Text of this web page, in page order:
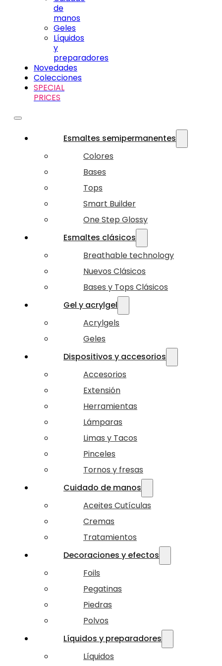
de
manos
Geles
Líquidos
y
preparadores
Novedades
Colecciones
SPECIAL
PRICES
Esmaltes semipermanentes
Colores
Bases
Tops
Smart Builder
One Step Glossy
Esmaltes clásicos
Breathable technology
Nuevos Clásicos
Bases y Tops Clásicos
Gel y acrylgel
Acrylgels
Geles
Dispositivos y accesorios
Accesorios
Extensión
Herramientas
Lámparas
Limas y Tacos
Pinceles
Tornos y fresas
Cuidado de manos
Aceites Cutículas
Cremas
Tratamientos
Decoraciones y efectos
Foils
Pegatinas
Piedras
Polvos
Líquidos y preparadores
Líquidos